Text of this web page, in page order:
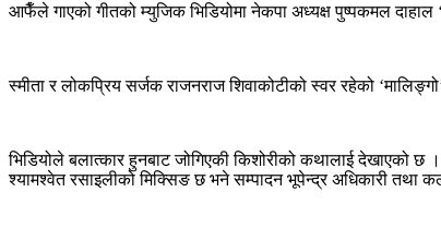
आफैँले गाएको गीतको म्युजिक भिडियोमा नेकपा अध्यक्ष पुष्पकमल दाहाल
स्मीता र लोकप्रिय सर्जक राजनराज शिवाकोटीको स्वर रहेको
भिडियोले बलात्कार हुनबाट जोगिएकी किशोरीको कथालाई देखाएको
श्यामश्वेत रसाइलीको मिक्सिङ छ भने सम्पादन भूपेन्द्र अधिकारी तथा